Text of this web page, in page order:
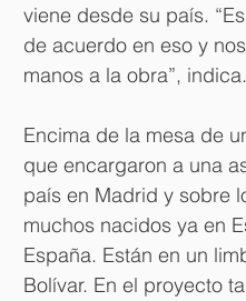
viene desde su país.
de acuerdo en eso y
manos a la obra”, indica.
Encima de la mesa de
que encargaron a una
país en Madrid y sobre
muchos nacidos ya en
España. Están en un
Bolívar. En el proyecto